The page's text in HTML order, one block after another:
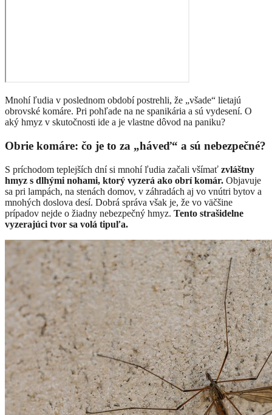
Mnohí ľudia v poslednom období postrehli, že „všade“ lietajú
obrovské komáre. Pri pohľade na ne spanikária a sú vydesení. O
aký hmyz v skutočnosti ide a je vlastne dôvod na paniku?
Obrie komáre: čo je to za „háveď“ a sú nebezpečné?
S príchodom teplejších dní si mnohí ľudia začali všímať zvláštny
hmyz s dlhými nohami, ktorý vyzerá ako obrí komár. Objavuje
sa pri lampách, na stenách domov, v záhradách aj vo vnútri bytov a
mnohých doslova desí. Dobrá správa však je, že vo väčšine
prípadov nejde o žiadny nebezpečný hmyz. Tento strašidelne
vyzerajúci tvor sa volá tipuľa.